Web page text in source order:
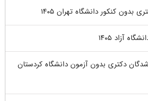
بدون کنکور دانشگاه تهران ۱۴۰۵
آزاد ۱۴۰۵
دکتری بدون آزمون دانشگاه کردستان